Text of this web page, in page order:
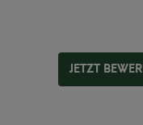
JETZT